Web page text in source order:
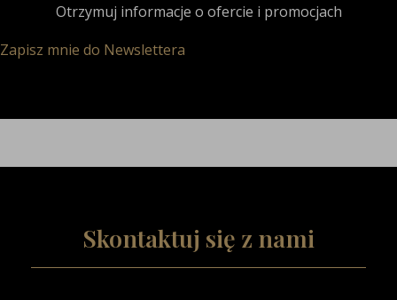
Otrzymuj informacje o ofercie i promocjach
Zapisz mnie do Newslettera
Skontaktuj się z nami